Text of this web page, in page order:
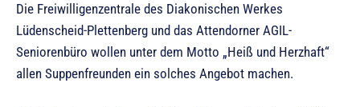
Die Freiwilligenzentrale des Diakonischen Werkes
Lüdenscheid-Plettenberg und das Attendorner AGIL-
Seniorenbüro wollen unter dem Motto „Heiß und Herzhaft“
allen Suppenfreunden ein solches Angebot machen.